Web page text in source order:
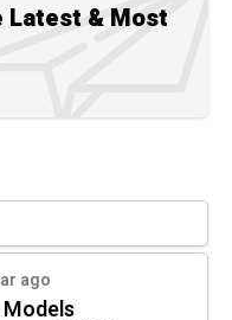
Latest & Most
ago